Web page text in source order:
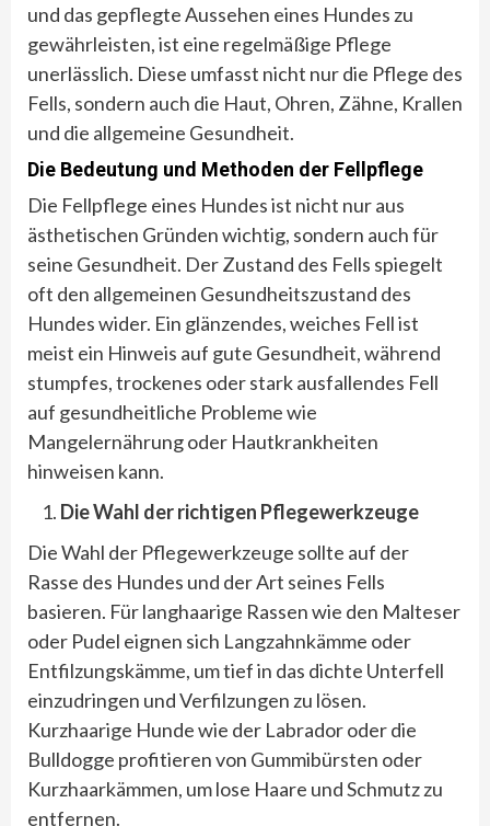
und das gepflegte Aussehen eines Hundes zu
gewährleisten, ist eine regelmäßige Pflege
unerlässlich. Diese umfasst nicht nur die Pflege des
Fells, sondern auch die Haut, Ohren, Zähne, Krallen
und die allgemeine Gesundheit.
Die Bedeutung und Methoden der Fellpflege
Die Fellpflege eines Hundes ist nicht nur aus
ästhetischen Gründen wichtig, sondern auch für
seine Gesundheit. Der Zustand des Fells spiegelt
oft den allgemeinen Gesundheitszustand des
Hundes wider. Ein glänzendes, weiches Fell ist
meist ein Hinweis auf gute Gesundheit, während
stumpfes, trockenes oder stark ausfallendes Fell
auf gesundheitliche Probleme wie
Mangelernährung oder Hautkrankheiten
hinweisen kann.
Die Wahl der richtigen Pflegewerkzeuge
Die Wahl der Pflegewerkzeuge sollte auf der
Rasse des Hundes und der Art seines Fells
basieren. Für langhaarige Rassen wie den Malteser
oder Pudel eignen sich Langzahnkämme oder
Entfilzungskämme, um tief in das dichte Unterfell
einzudringen und Verfilzungen zu lösen.
Kurzhaarige Hunde wie der Labrador oder die
Bulldogge profitieren von Gummibürsten oder
Kurzhaarkämmen, um lose Haare und Schmutz zu
entfernen.